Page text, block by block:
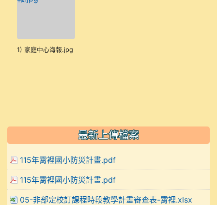
1) 家庭中心海報.jpg
最新上傳檔案
115年霄裡國小防災計畫.pdf
115年霄裡國小防災計畫.pdf
05-非部定校訂課程時段教學計畫審查表-霄裡.xlsx